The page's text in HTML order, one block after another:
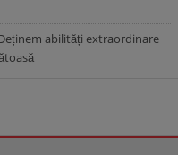
abilități extraordinare